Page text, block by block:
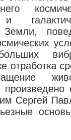
Земли,
отработка
Сергей